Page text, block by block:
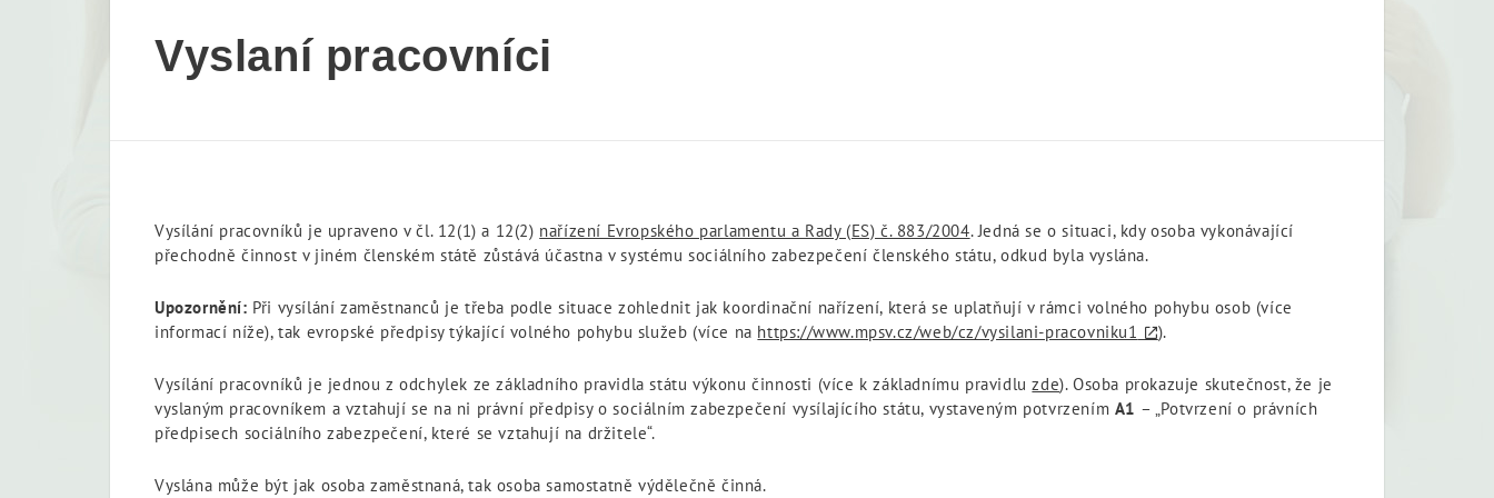
Vyslaní pracovníci
Vysílání pracovníků je upraveno v čl. 12(1) a 12(2) nařízení Evropského parlamentu a Rady (ES) č. 883/2004. Jedná se o situaci, kdy osoba vykonávající
přechodně činnost v jiném členském státě zůstává účastna v systému sociálního zabezpečení členského státu, odkud byla vyslána.
Upozornění: Při vysílání zaměstnanců je třeba podle situace zohlednit jak koordinační nařízení, která se uplatňují v rámci volného pohybu osob (více
informací níže), tak evropské předpisy týkající volného pohybu služeb (více na https://www.mpsv.cz/web/cz/vysilani-pracovniku1 ).
Vysílání pracovníků je jednou z odchylek ze základního pravidla státu výkonu činnosti (více k základnímu pravidluzde). Osoba prokazuje skutečnost, že je
vyslaným pracovníkem a vztahují se na ni právní předpisy o sociálním zabezpečení vysílajícího státu, vystaveným potvrzením A1 – „Potvrzení o právních
předpisech sociálního zabezpečení, které se vztahují na držitele“.
Vyslána může být jak osoba zaměstnaná, tak osoba samostatně výdělečně činná.